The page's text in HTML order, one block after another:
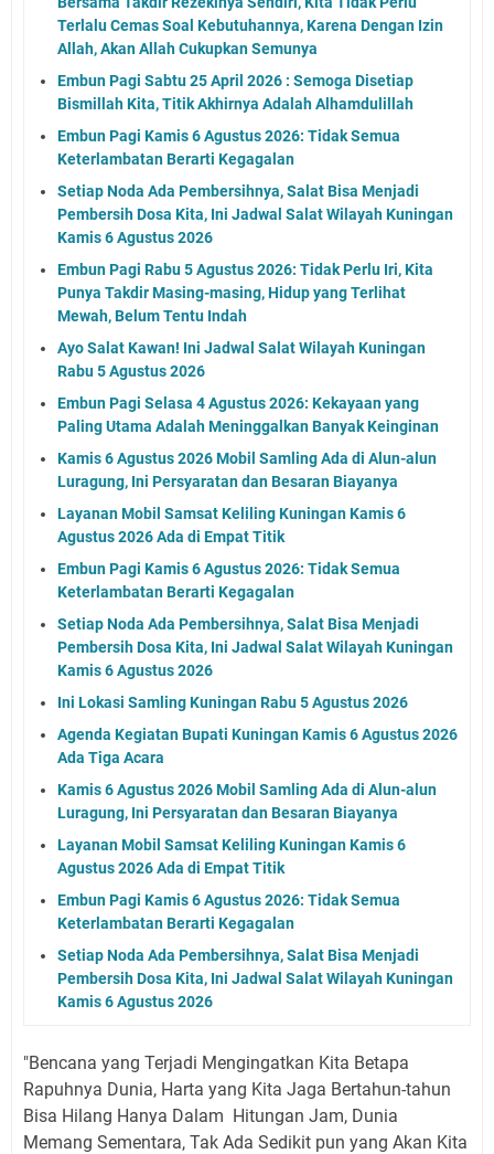
Terlalu Cemas Soal Kebutuhannya, Karena Dengan Izin
Allah, Akan Allah Cukupkan Semunya
Embun Pagi Sabtu 25 April 2026 : Semoga Disetiap
Bismillah Kita, Titik Akhirnya Adalah Alhamdulillah
Embun Pagi Kamis 6 Agustus 2026: Tidak Semua
Keterlambatan Berarti Kegagalan
Setiap Noda Ada Pembersihnya, Salat Bisa Menjadi
Pembersih Dosa Kita, Ini Jadwal Salat Wilayah Kuningan
Kamis 6 Agustus 2026
Embun Pagi Rabu 5 Agustus 2026: Tidak Perlu Iri, Kita
Punya Takdir Masing-masing, Hidup yang Terlihat
Mewah, Belum Tentu Indah
Ayo Salat Kawan! Ini Jadwal Salat Wilayah Kuningan
Rabu 5 Agustus 2026
Embun Pagi Selasa 4 Agustus 2026: Kekayaan yang
Paling Utama Adalah Meninggalkan Banyak Keinginan
Kamis 6 Agustus 2026 Mobil Samling Ada di Alun-alun
Luragung, Ini Persyaratan dan Besaran Biayanya
Layanan Mobil Samsat Keliling Kuningan Kamis 6
Agustus 2026 Ada di Empat Titik
Embun Pagi Kamis 6 Agustus 2026: Tidak Semua
Keterlambatan Berarti Kegagalan
Setiap Noda Ada Pembersihnya, Salat Bisa Menjadi
Pembersih Dosa Kita, Ini Jadwal Salat Wilayah Kuningan
Kamis 6 Agustus 2026
Ini Lokasi Samling Kuningan Rabu 5 Agustus 2026
Agenda Kegiatan Bupati Kuningan Kamis 6 Agustus 2026
Ada Tiga Acara
Kamis 6 Agustus 2026 Mobil Samling Ada di Alun-alun
Luragung, Ini Persyaratan dan Besaran Biayanya
Layanan Mobil Samsat Keliling Kuningan Kamis 6
Agustus 2026 Ada di Empat Titik
Embun Pagi Kamis 6 Agustus 2026: Tidak Semua
Keterlambatan Berarti Kegagalan
Setiap Noda Ada Pembersihnya, Salat Bisa Menjadi
Pembersih Dosa Kita, Ini Jadwal Salat Wilayah Kuningan
Kamis 6 Agustus 2026
"Bencana yang Terjadi Mengingatkan Kita Betapa
Rapuhnya Dunia, Harta yang Kita Jaga Bertahun-tahun
Bisa Hilang Hanya Dalam Hitungan Jam, Dunia
Memang Sementara, Tak Ada Sedikit pun yang Akan Kita